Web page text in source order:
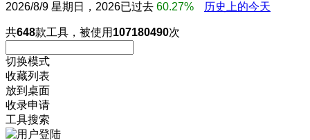
2026/8/9 星期日，2026已过去 60.27% 历史上的今天
共648款工具，被使用 107180490次
切换模式
收藏列表
放到桌面
收录申请
工具搜索